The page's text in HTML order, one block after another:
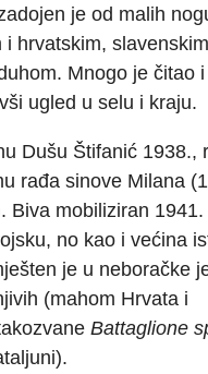
je od malih
i hrvatskim, slavenskim
Mnogo je čitao
ugled u selu i kraju.
Dušu Štifanić 1938.,
rađa sinove Milana
Biva mobiliziran 1941.
no kao i većina
je u neboračke
(mahom Hrvata i
Battaglione